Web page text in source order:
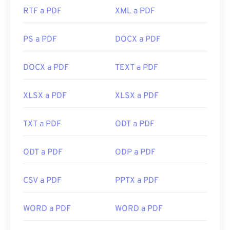
RTF a PDF XML a PDF
PS a PDF DOCX a PDF
DOCX a PDF TEXT a PDF
XLSX a PDF XLSX a PDF
TXT a PDF ODT a PDF
ODT a PDF ODP a PDF
CSV a PDF PPTX a PDF
WORD a PDF WORD a PDF